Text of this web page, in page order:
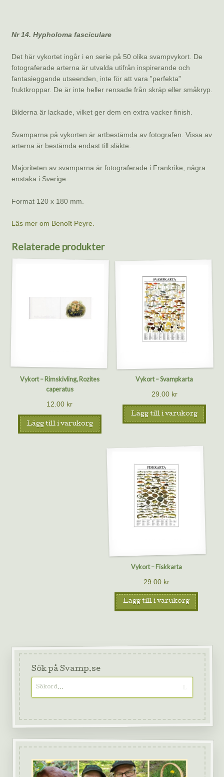
Nr 14. Hypholoma fasciculare
Det här vykortet ingår i en serie på 50 olika svampvykort. De
fotograferade arterna är utvalda utifrån inspirerande och
fantasieggande utseenden, inte för att vara ”perfekta”
fruktkroppar. De är inte heller rensade från skräp eller småkryp.
Bilderna är lackade, vilket ger dem en extra vacker finish.
Svamparna på vykorten är artbestämda av fotografen. Vissa av
arterna är bestämda endast till släkte.
Majoriteten av svamparna är fotograferade i Frankrike, några
enstaka i Sverige.
Format 120 x 180 mm.
Läs mer om Benoît Peyre.
Relaterade produkter
Vykort – Rimskivling, Rozites
caperatus
12.00 kr
Lägg till i varukorg
Vykort – Svampkarta
29.00 kr
Lägg till i varukorg
Vykort – Fiskkarta
29.00 kr
Lägg till i varukorg
Sök på Svamp.se